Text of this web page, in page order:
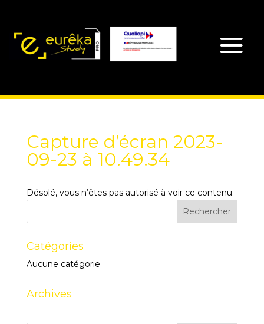
Capture d’écran 2023-
09-23 à 10.49.34
Désolé, vous n’êtes pas autorisé à voir ce contenu.
Catégories
Aucune catégorie
Archives